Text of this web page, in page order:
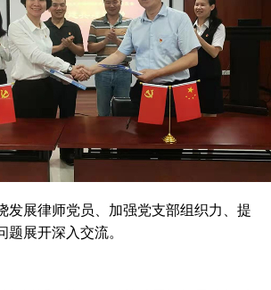
发展律师党员、加强党支部组织力、提
题展开深入交流。